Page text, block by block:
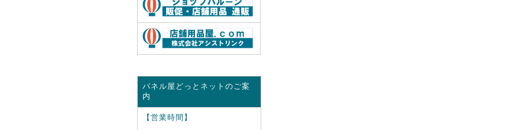
パネル屋どっとネットのご案
内
【営業時間】